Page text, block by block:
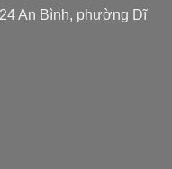
An Bình, phường Dĩ